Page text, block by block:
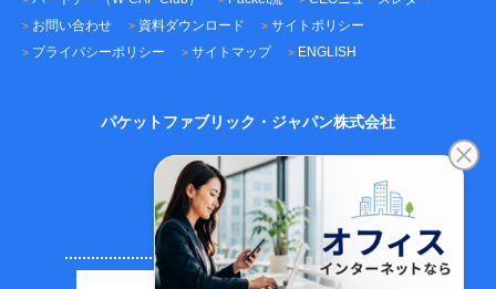
お問い合わせ
資料ダウンロード
サイトポリシー
プライバシーポリシー
サイトマップ ENGLISH
パケットファブリック・ジャパン株式会社
〒101-0045
東京都千代田区神田鍛冶町3-3-12
神田鍛冶町千歳ビル7F
TEL：03-5209-2222（代表）
FAX：03-5209-2221